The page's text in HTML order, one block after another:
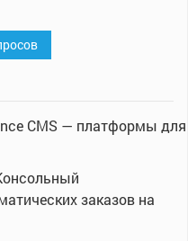
CMS — платформы для
заказов на